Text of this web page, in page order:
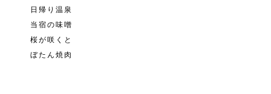
日帰り温泉
当宿の味噌
桜が咲くと
ぼたん焼肉